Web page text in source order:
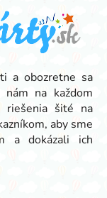
a obozretne sa
na každom
riešenia šité na
aby sme
a dokázali ich